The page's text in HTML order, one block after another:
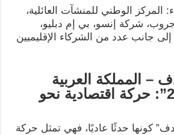
المركز الوطني للمنشآت العائلية،
شركة إنسو، بي إم دبليو،
جانب عدد من الشركاء الإقليميين
– المملكة العربية
السعودية 2025”: حركة اقتصادية نحو
كونها حدثًا عاديًا، فهي تمثل حركة